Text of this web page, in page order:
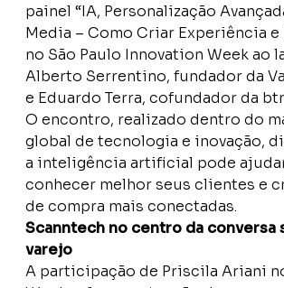
painel “IA, Personalização
Media – Como Criar Experiência e
no São Paulo Innovation Week ao
Alberto Serrentino, fundador da
e Eduardo Terra, cofundador da
O encontro, realizado dentro do
global de tecnologia e inovação,
a inteligência artificial pode
conhecer melhor seus clientes e
de compra mais conectadas.
Scanntech no centro da conversa
varejo
A participação de Priscila Ariani